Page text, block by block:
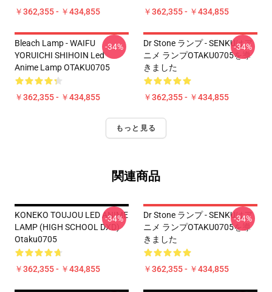
￥362,355 - ￥434,855 ￥362,355 - ￥434,855
Bleach Lamp - WAIFU
YORUICHI SHIHOIN Led
Anime Lamp OTAKU0705
￥362,355 - ￥434,855
-34%
Dr Stone ランプ - SENKUはア
ニメ ランプOTAKU0705を導
きました
￥362,355 - ￥434,855
-34%
もっと見る
関連商品
KONEKO TOUJOU LED ANIME
LAMP (HIGH SCHOOL DXD)
Otaku0705
￥362,355 - ￥434,855
-34%
Dr Stone ランプ - SENKUはア
ニメ ランプOTAKU0705を導
きました
￥362,355 - ￥434,855
-34%